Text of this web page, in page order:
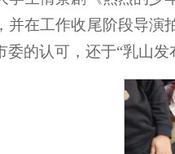
并在工作收尾阶段导演
委的认可，还于“乳山发